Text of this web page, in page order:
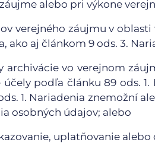
alebo pri výkone
verejného záujmu v oblasti
ako aj článkom 9 ods. 3.
archivácie vo verejnom
podľa článku 89 ods.
1. Nariadenia znemožní
osobných údajov; alebo
uplatňovanie